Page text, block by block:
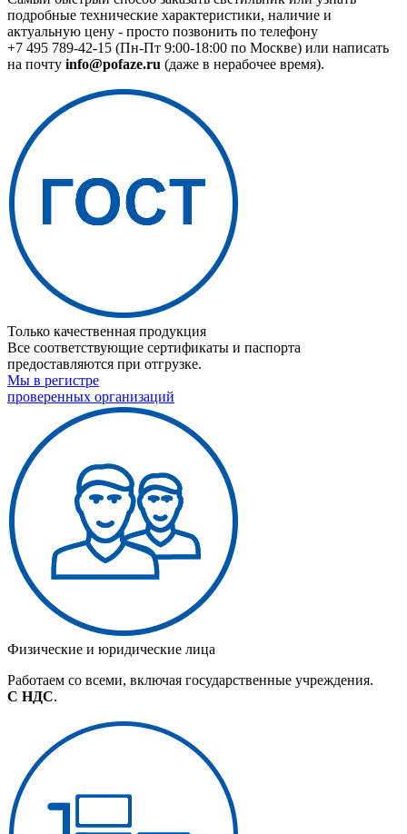
подробные технические характеристики, наличие и
актуальную цену - просто позвонить по телефону
+7 495 789-42-15 (Пн-Пт 9:00-18:00 по Москве) или написать
на почту info@pofaze.ru (даже в нерабочее время).
Только качественная продукция
Все соответствующие сертификаты и паспорта
предоставляются при отгрузке.
Мы в регистре
проверенных организаций
Физические и юридические лица
Работаем со всеми, включая государственные учреждения.
С НДС.